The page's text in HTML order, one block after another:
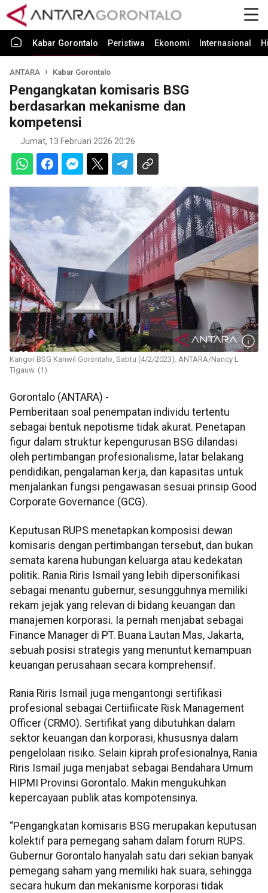
Kabar Gorontalo Peristiwa Ekonomi Internasional
ANTARA Kabar Gorontalo
Pengangkatan komisaris BSG
berdasarkan mekanisme dan
kompetensi
Jumat, 13 Februari 2026 20:26
Kangor BSG Kanwil Gorontalo, Sabtu (4/2/2023). ANTARA/Nancy L
Tigauw. (1)
Gorontalo (ANTARA) -
Pemberitaan soal penempatan individu tertentu
sebagai bentuk nepotisme tidak akurat. Penetapan
figur dalam struktur kepengurusan BSG dilandasi
oleh pertimbangan profesionalisme, latar belakang
pendidikan, pengalaman kerja, dan kapasitas untuk
menjalankan fungsi pengawasan sesuai prinsip Good
Corporate Governance (GCG).
Keputusan RUPS menetapkan komposisi dewan
komisaris dengan pertimbangan tersebut, dan bukan
semata karena hubungan keluarga atau kedekatan
politik. Rania Riris Ismail yang lebih dipersonifikasi
sebagai menantu gubernur, sesungguhnya memiliki
rekam jejak yang relevan di bidang keuangan dan
manajemen korporasi. Ia pernah menjabat sebagai
Finance Manager di PT. Buana Lautan Mas, Jakarta,
sebuah posisi strategis yang menuntut kemampuan
keuangan perusahaan secara komprehensif.
Rania Riris Ismail juga mengantongi sertifikasi
profesional sebagai Certiifiicate Risk Management
Officer (CRMO). Sertifikat yang dibutuhkan dalam
sektor keuangan dan korporasi, khususnya dalam
pengelolaan risiko. Selain kiprah profesionalnya, Rania
Riris Ismail juga menjabat sebagai Bendahara Umum
HIPMI Provinsi Gorontalo. Makin mengukuhkan
kepercayaan publik atas kompotensinya.
“Pengangkatan komisaris BSG merupakan keputusan
kolektif para pemegang saham dalam forum RUPS.
Gubernur Gorontalo hanyalah satu dari sekian banyak
pemegang saham yang memiliki hak suara, sehingga
secara hukum dan mekanisme korporasi tidak